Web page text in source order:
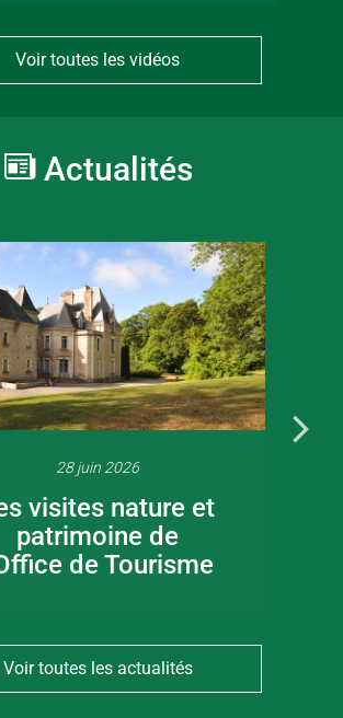
Voir toutes les vidéos
Actualités
28 juin 2026
visites nature et
patrimoine de
de Tourisme
Voir toutes les actualités